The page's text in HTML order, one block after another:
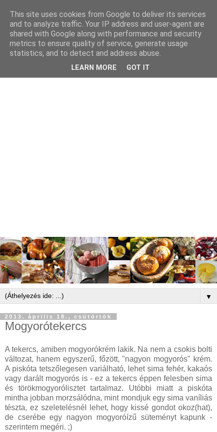
▼
2013. április 18., csütörtök
Mogyorótekercs
A tekercs, amiben mogyorókrém lakik. Na nem a csokis bolti
változat, hanem egyszerű, főzött, "nagyon mogyorós" krém.
A piskóta tetszőlegesen variálható, lehet sima fehér, kakaós
vagy darált mogyorós is - ez a tekercs éppen felesben sima
és törökmogyorólisztet tartalmaz. Utóbbi miatt a piskóta
mintha jobban morzsálódna, mint mondjuk egy sima vaníliás
tészta, ez szeletelésnél lehet, hogy kissé gondot okoz(hat),
de cserébe egy nagyon mogyoróízű süteményt kapunk -
szerintem megéri. ;)
This site uses cookies from Google to deliver its services
and to analyze traffic. Your IP address and user-agent are
shared with Google along with performance and security
metrics to ensure quality of service, generate usage
statistics, and to detect and address abuse.
LEARN MORE GOT IT